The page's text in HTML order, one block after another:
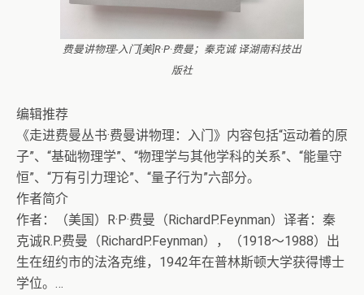
费曼讲物理-入门[美]R·P·费曼；秦克诚 译湖南科技出
版社
编辑推荐
《走进费曼丛书·费曼讲物理：入门》内容包括“运动着的原
子”、“基础物理学”、“物理学与其他学科的关系”、“能量守
恒”、“万有引力理论”、“量子行为”六部分。
作者简介
作者：（美国）R·P·费曼（RichardP.Feynman）译者：秦
克诚R.P.费曼（RichardP.Feynman），（1918～1988）出
生在纽约市的法洛克维，1942年在普林斯顿大学获得博士
学位。…